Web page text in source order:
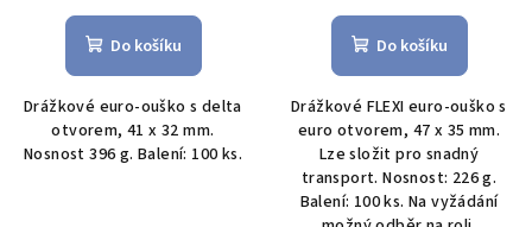
Do košíku
Drážkové euro-ouško s delta
otvorem, 41 x 32 mm.
Nosnost 396 g. Balení: 100 ks.
Do košíku
Drážkové FLEXI euro-ouško s
euro otvorem, 47 x 35 mm.
Lze složit pro snadný
transport. Nosnost: 226 g.
Balení: 100 ks. Na vyžádání